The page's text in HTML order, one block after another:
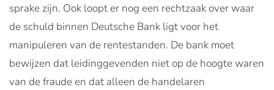
sprake zijn. Ook loopt er nog een rechtzaak over waar
de schuld binnen Deutsche Bank ligt voor het
manipuleren van de rentestanden. De bank moet
bewijzen dat leidinggevenden niet op de hoogte waren
van de fraude en dat alleen de handelaren